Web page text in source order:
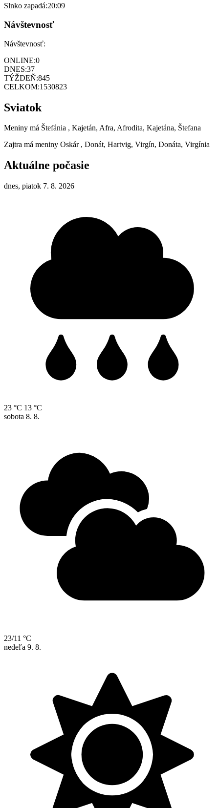
Slnko zapadá:20:09
Návštevnosť
Návštevnosť:
ONLINE:0
DNES:37
TÝŽDEŇ:845
CELKOM:1530823
Sviatok
Meniny má Štefánia , Kajetán, Afra, Afrodita, Kajetána, Štefana
Zajtra má meniny Oskár , Donát, Hartvig, Virgín, Donáta, Virgínia
Aktuálne počasie
dnes, piatok 7. 8. 2026
23 °C 13 °C
sobota 8. 8.
23/11 °C
nedeľa 9. 8.